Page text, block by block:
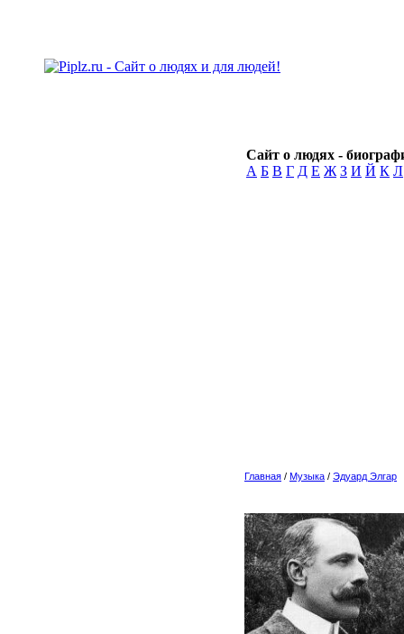
Сайт о людях -
А Б В Г Д Е Ж З И Й К Л
Главная / Музыка / Эдуард Элгар